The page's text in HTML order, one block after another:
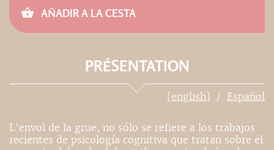
AÑADIR A LA CESTA
PRÉSENTATION
[english] Español
L'envol de la grue, no sólo se refiere a los trabajos
recientes de psicología cognitiva que tratan sobre el